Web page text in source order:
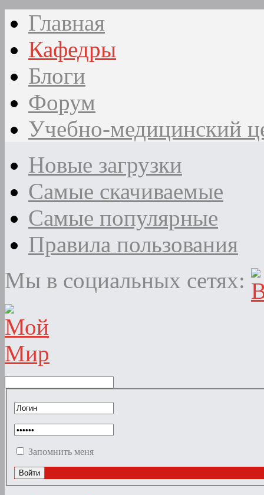
Главная
Кафедры
Блоги
Форум
Учебно-медицинский
Новые загрузки
Самые скачиваемые
Самые популярные
Правила пользования
Мы в социальных сетях:
Запомнить меня